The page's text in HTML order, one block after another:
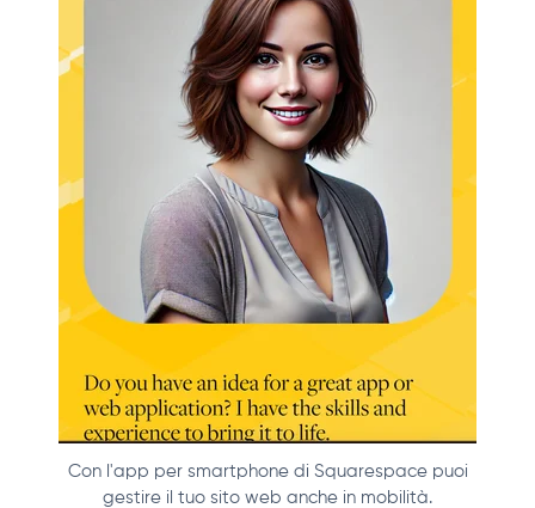
Con l'app per smartphone di Squarespace puoi
gestire il tuo sito web anche in mobilità.